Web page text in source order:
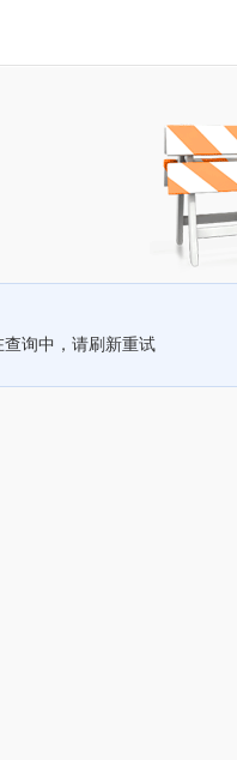
查询中，请刷新重试